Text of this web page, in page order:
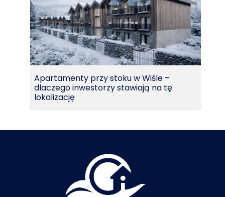
Apartamenty przy stoku w Wiśle –
dlaczego inwestorzy stawiają na tę
lokalizację